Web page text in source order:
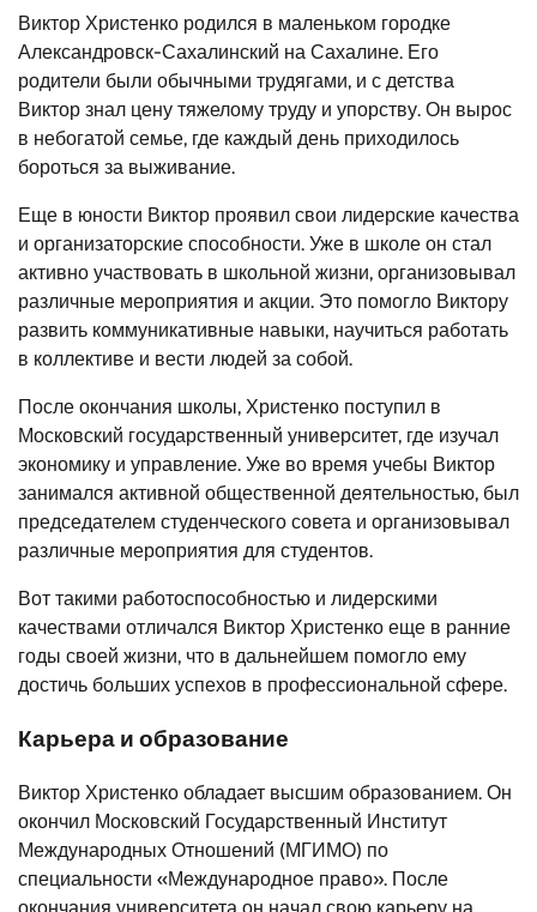
Виктор Христенко родился в маленьком городке
Александровск-Сахалинский на Сахалине. Его
родители были обычными трудягами, и с детства
Виктор знал цену тяжелому труду и упорству. Он вырос
в небогатой семье, где каждый день приходилось
бороться за выживание.
Еще в юности Виктор проявил свои лидерские качества
и организаторские способности. Уже в школе он стал
активно участвовать в школьной жизни, организовывал
различные мероприятия и акции. Это помогло Виктору
развить коммуникативные навыки, научиться работать
в коллективе и вести людей за собой.
После окончания школы, Христенко поступил в
Московский государственный университет, где изучал
экономику и управление. Уже во время учебы Виктор
занимался активной общественной деятельностью, был
председателем студенческого совета и организовывал
различные мероприятия для студентов.
Вот такими работоспособностью и лидерскими
качествами отличался Виктор Христенко еще в ранние
годы своей жизни, что в дальнейшем помогло ему
достичь больших успехов в профессиональной сфере.
Карьера и образование
Виктор Христенко обладает высшим образованием. Он
окончил Московский Государственный Институт
Международных Отношений (МГИМО) по
специальности «Международное право». После
окончания университета он начал свою карьеру на